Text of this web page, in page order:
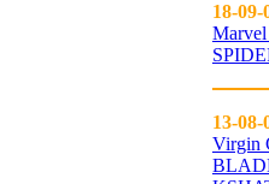
18-09-
13-08-
Virgin